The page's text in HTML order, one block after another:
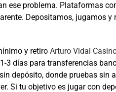
ese problema. Plataformas
Depositamos, jugamos
y retiro Arturo Vidal
3 días para transferencias
depósito, donde pruebas sin
Si tu objetivo es jugar con